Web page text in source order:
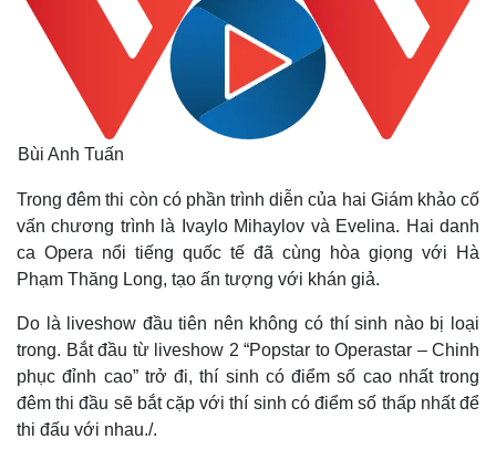
Bùi Anh Tuấn
Trong đêm thi còn có phần trình diễn của hai Giám khảo cố
vấn chương trình là Ivaylo Mihaylov và Evelina. Hai danh
ca Opera nổi tiếng quốc tế đã cùng hòa giọng với Hà
Phạm Thăng Long, tạo ấn tượng với khán giả.
Do là liveshow đầu tiên nên không có thí sinh nào bị loại
trong. Bắt đầu từ liveshow 2 “Popstar to Operastar – Chinh
phục đỉnh cao” trở đi, thí sinh có điểm số cao nhất trong
đêm thi đầu sẽ bắt cặp với thí sinh có điểm số thấp nhất để
thi đấu với nhau./.